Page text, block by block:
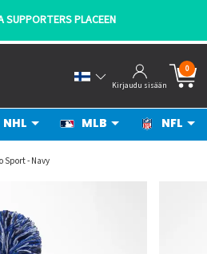
SUPPORTERS PLACEEN
Kirjaudu sisään
0
NHL MLB NFL
Sport - Navy